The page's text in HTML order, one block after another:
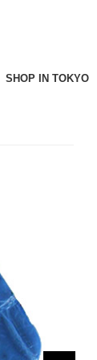
SHOP IN TOKYO